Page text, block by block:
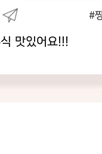
#짱죽 #11월_베스트
당첨자